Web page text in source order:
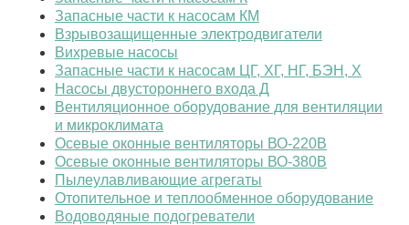
Запасные части к насосам КМ
Взрывозащищенные электродвигатели
Вихревые насосы
Запасные части к насосам ЦГ, ХГ, НГ, БЭН, Х
Насосы двустороннего входа Д
Вентиляционное оборудование для вентиляции
и микроклимата
Осевые оконные вентиляторы ВО-220B
Осевые оконные вентиляторы ВО-380B
Пылеулавливающие агрегаты
Отопительное и теплообменное оборудование
Водоводяные подогреватели